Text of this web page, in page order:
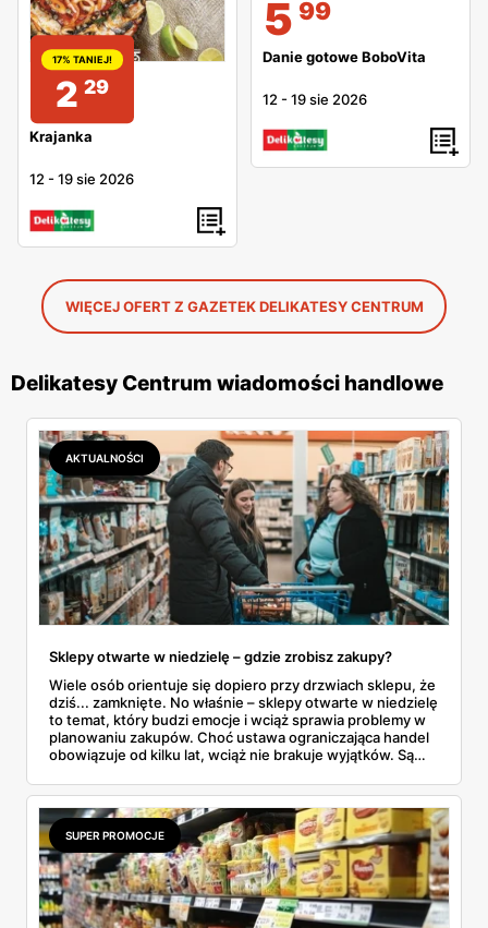
17% TANIEJ!
2 29
Krajanka
12 -19 sie 2026
5 99
Danie gotowe BoboVita
12 -19 sie 2026
WIĘCEJ OFERT Z GAZETEK DELIKATESY CENTRUM
Delikatesy Centrum wiadomości handlowe
AKTUALNOŚCI
Sklepy otwarte w niedzielę – gdzie zrobisz zakupy?
Wiele osób orientuje się dopiero przy drzwiach sklepu, że
dziś... zamknięte. No właśnie – sklepy otwarte w niedzielę
to temat, który budzi emocje i wciąż sprawia problemy w
planowaniu zakupów. Choć ustawa ograniczająca handel
obowiązuje od kilku lat, wciąż nie brakuje wyjątków. Są
jak to wygląda w praktyce? Czy mały osiedlowy sklepik
może działać? A co z Żabką czy stacjami benzynowymi? W
tym artykule rozwiewamy wątpliwości i pokazujemy, gdzie
w niedzielę można coś kupić – bez nerwów i krążenia po
mieście.
SUPER PROMOCJE